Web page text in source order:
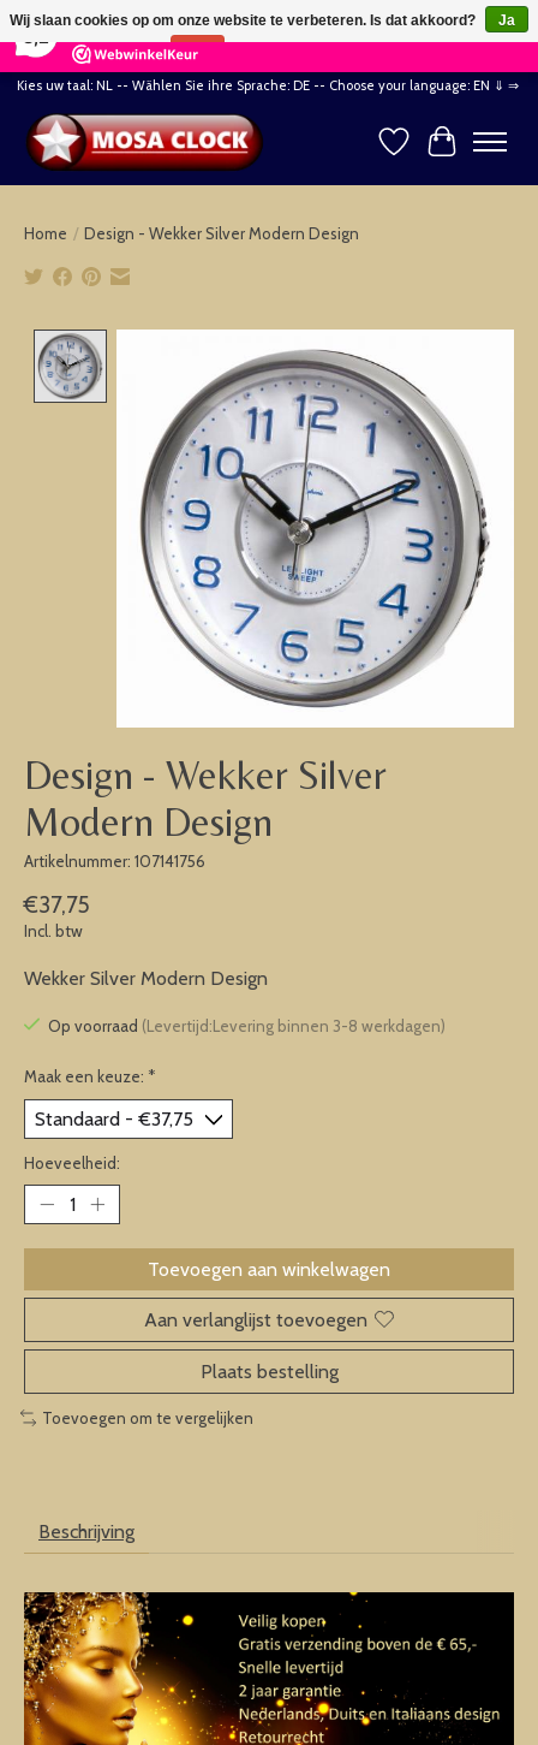
164 Reviews ×
Kies uw taal: NL -- Wählen Sie ihre Sprache: DE -- Choose your language: EN ⇓ ⇒
Verlanglijst
Home / Design - Wekker Silver Modern Design
Design - Wekker Silver
Modern Design
Artikelnummer: 107141756
€37,75
Incl. btw
Wekker Silver Modern Design
Op voorraad (Levertijd:Levering binnen 3-8 werkdagen)
Maak een keuze: *
Hoeveelheid:
Toevoegen aan winkelwagen
Aan verlanglijst toevoegen
Plaats bestelling
Toevoegen om te vergelijken
Beschrijving
Wij slaan cookies op om onze website te verbeteren. Is dat akkoord?
Ja
Nee